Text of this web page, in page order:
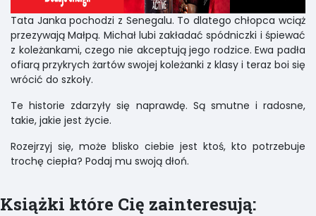
Tata Janka pochodzi z Senegalu. To dlatego chłopca wciąż
przezywają Małpą. Michał lubi zakładać spódniczki i śpiewać
z koleżankami, czego nie akceptują jego rodzice. Ewa padła
ofiarą przykrych żartów swojej koleżanki z klasy i teraz boi się
wrócić do szkoły.
Te historie zdarzyły się naprawdę. Są smutne i radosne,
takie, jakie jest życie.
Rozejrzyj się, może blisko ciebie jest ktoś, kto potrzebuje
trochę ciepła? Podaj mu swoją dłoń.
Książki które Cię zainteresują: